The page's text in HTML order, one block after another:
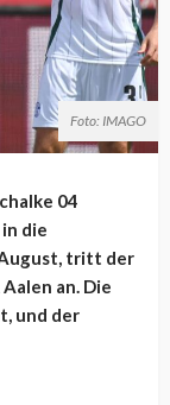
Foto: IMAGO
04
die
August, tritt der
an. Die
und der